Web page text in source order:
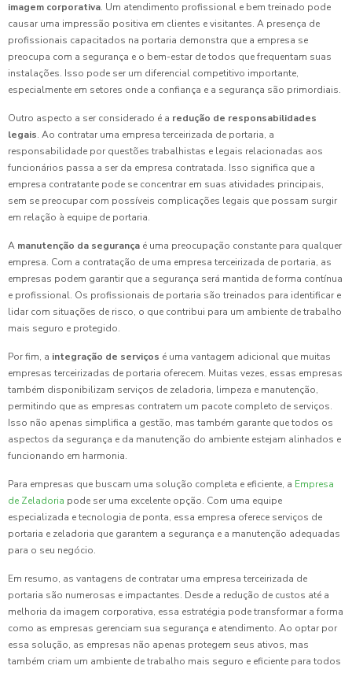
imagem corporativa. Um atendimento profissional e bem treinado pode
causar uma impressão positiva em clientes e visitantes. A presença de
profissionais capacitados na portaria demonstra que a empresa se
preocupa com a segurança e o bem-estar de todos que frequentam suas
instalações. Isso pode ser um diferencial competitivo importante,
especialmente em setores onde a confiança e a segurança são primordiais.
Outro aspecto a ser considerado é a redução de responsabilidades
legais. Ao contratar uma empresa terceirizada de portaria, a
responsabilidade por questões trabalhistas e legais relacionadas aos
funcionários passa a ser da empresa contratada. Isso significa que a
empresa contratante pode se concentrar em suas atividades principais,
sem se preocupar com possíveis complicações legais que possam surgir
em relação à equipe de portaria.
A manutenção da segurança é uma preocupação constante para qualquer
empresa. Com a contratação de uma empresa terceirizada de portaria, as
empresas podem garantir que a segurança será mantida de forma contínua
e profissional. Os profissionais de portaria são treinados para identificar e
lidar com situações de risco, o que contribui para um ambiente de trabalho
mais seguro e protegido.
Por fim, a integração de serviços é uma vantagem adicional que muitas
empresas terceirizadas de portaria oferecem. Muitas vezes, essas empresas
também disponibilizam serviços de zeladoria, limpeza e manutenção,
permitindo que as empresas contratem um pacote completo de serviços.
Isso não apenas simplifica a gestão, mas também garante que todos os
aspectos da segurança e da manutenção do ambiente estejam alinhados e
funcionando em harmonia.
Para empresas que buscam uma solução completa e eficiente, a Empresa
de Zeladoria pode ser uma excelente opção. Com uma equipe
especializada e tecnologia de ponta, essa empresa oferece serviços de
portaria e zeladoria que garantem a segurança e a manutenção adequadas
para o seu negócio.
Em resumo, as vantagens de contratar uma empresa terceirizada de
portaria são numerosas e impactantes. Desde a redução de custos até a
melhoria da imagem corporativa, essa estratégia pode transformar a forma
como as empresas gerenciam sua segurança e atendimento. Ao optar por
essa solução, as empresas não apenas protegem seus ativos, mas
também criam um ambiente de trabalho mais seguro e eficiente para todos